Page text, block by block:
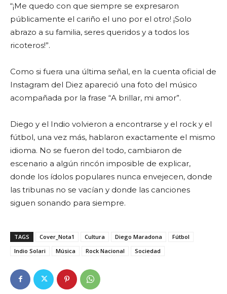
“¡Me quedo con que siempre se expresaron
públicamente el cariño el uno por el otro! ¡Solo
abrazo a su familia, seres queridos y a todos los
ricoteros!”.
Como si fuera una última señal, en la cuenta oficial de
Instagram del Diez apareció una foto del músico
acompañada por la frase “A brillar, mi amor”.
Diego y el Indio volvieron a encontrarse y el rock y el
fútbol, una vez más, hablaron exactamente el mismo
idioma. No se fueron del todo, cambiaron de
escenario a algún rincón imposible de explicar,
donde los ídolos populares nunca envejecen, donde
las tribunas no se vacían y donde las canciones
siguen sonando para siempre.
TAGS Cover_Nota1 Cultura Diego Maradona
Fútbol
Indio Solari
Música Rock Nacional Sociedad